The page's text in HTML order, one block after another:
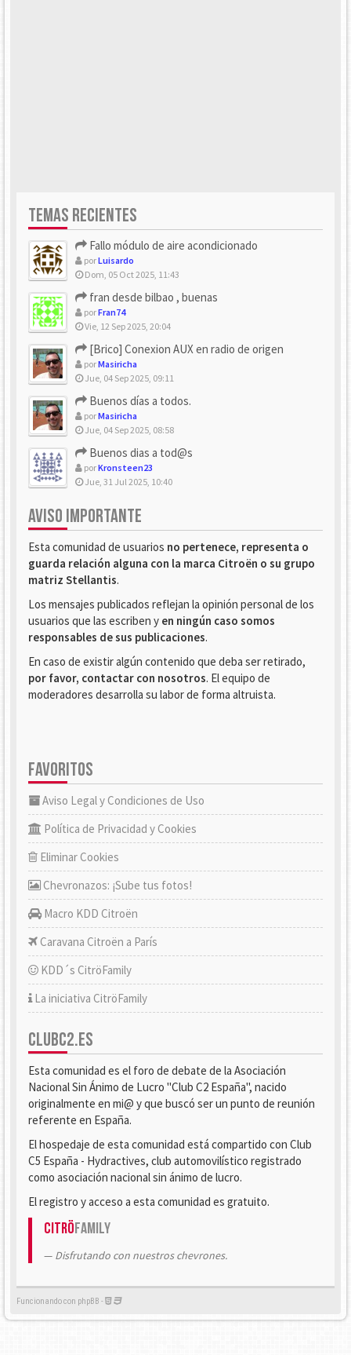
TEMAS RECIENTES
Fallo módulo de aire acondicionado
porLuisardo
Dom, 05 Oct 2025, 11:43
fran desde bilbao , buenas
porFran74
Vie, 12 Sep 2025, 20:04
[Brico] Conexion AUX en radio de origen
porMasiricha
Jue, 04 Sep 2025, 09:11
Buenos días a todos.
porMasiricha
Jue, 04 Sep 2025, 08:58
Buenos dias a tod@s
porKronsteen23
Jue, 31 Jul 2025, 10:40
AVISO IMPORTANTE
Esta comunidad de usuarios no pertenece, representa o
guarda relación alguna con la marca Citroën o su grupo
matriz Stellantis.
Los mensajes publicados reflejan la opinión personal de los
usuarios que las escriben y en ningún caso somos
responsables de sus publicaciones.
En caso de existir algún contenido que deba ser retirado,
por favor, contactar con nosotros. El equipo de
moderadores desarrolla su labor de forma altruista.
FAVORITOS
Aviso Legal y Condiciones de Uso
Política de Privacidad y Cookies
Eliminar Cookies
Chevronazos: ¡Sube tus fotos!
Macro KDD Citroën
Caravana Citroën a París
KDD´s CitröFamily
La iniciativa CitröFamily
CLUBC2.ES
Esta comunidad es el foro de debate de la Asociación
Nacional Sin Ánimo de Lucro "Club C2 España", nacido
originalmente en mi@ y que buscó ser un punto de reunión
referente en España.
El hospedaje de esta comunidad está compartido con Club
C5 España - Hydractives, club automovilístico registrado
como asociación nacional sin ánimo de lucro.
El registro y acceso a esta comunidad es gratuito.
CitröFamily
Disfrutando con nuestros chevrones.
Funcionando con phpBB -